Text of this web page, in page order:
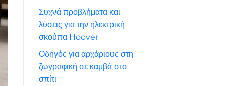
Συχνά προβλήματα και
λύσεις για την ηλεκτρική
σκούπα Hoover
Οδηγός για αρχάριους στη
ζωγραφική σε καμβά στο
σπίτι